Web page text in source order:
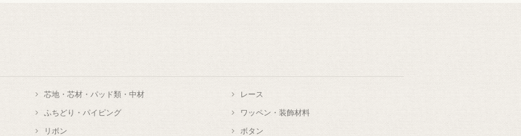
芯地・芯材・パッド類・中材 レース
ふちどり・パイピング ワッペン・装飾材料
リボン ボタン